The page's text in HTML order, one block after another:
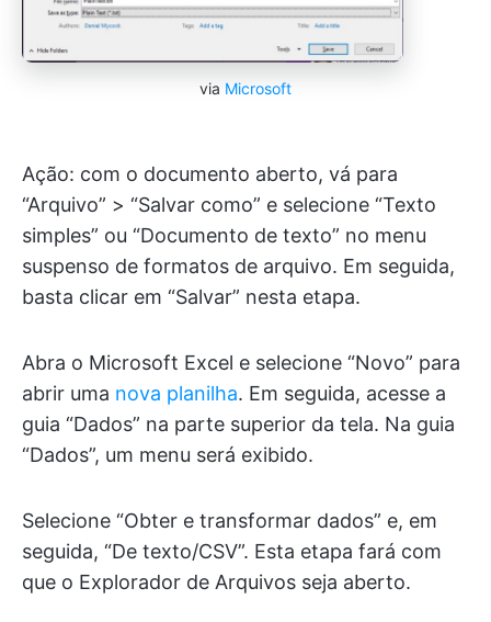
via Microsoft
Ação: com o documento aberto, vá para
“Arquivo” > “Salvar como” e selecione “Texto
simples” ou “Documento de texto” no menu
suspenso de formatos de arquivo. Em seguida,
basta clicar em “Salvar” nesta etapa.
Abra o Microsoft Excel e selecione “Novo” para
abrir uma nova planilha. Em seguida, acesse a
guia “Dados” na parte superior da tela. Na guia
“Dados”, um menu será exibido.
Selecione “Obter e transformar dados” e, em
seguida, “De texto/CSV”. Esta etapa fará com
que o Explorador de Arquivos seja aberto.